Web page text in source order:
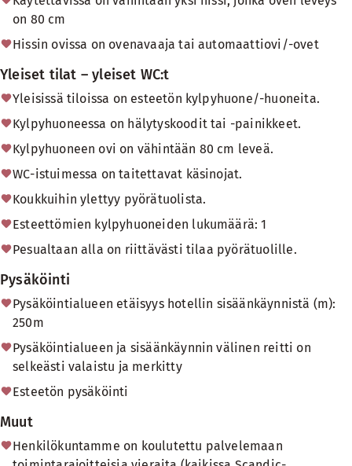
on 80 cm
Hissin ovissa on ovenavaaja tai automaattiovi/-ovet
Yleiset tilat – yleiset WC:t
Yleisissä tiloissa on esteetön kylpyhuone/-huoneita.
Kylpyhuoneessa on hälytyskoodit tai -painikkeet.
Kylpyhuoneen ovi on vähintään 80 cm leveä.
WC-istuimessa on taitettavat käsinojat.
Koukkuihin ylettyy pyörätuolista.
Esteettömien kylpyhuoneiden lukumäärä: 1
Pesualtaan alla on riittävästi tilaa pyörätuolille.
Pysäköinti
Pysäköintialueen etäisyys hotellin sisäänkäynnistä (m):
250m
Pysäköintialueen ja sisäänkäynnin välinen reitti on
selkeästi valaistu ja merkitty
Esteetön pysäköinti
Muut
Henkilökuntamme on koulutettu palvelemaan